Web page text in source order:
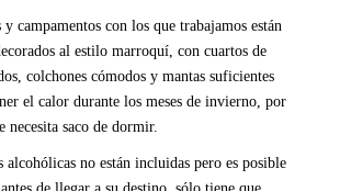
y campamentos con los que trabajamos están
al estilo marroquí, con cuartos de
colchones cómodos y mantas suficientes
el calor durante los meses de invierno, por
necesita saco de dormir.
alcohólicas no están incluidas pero es posible